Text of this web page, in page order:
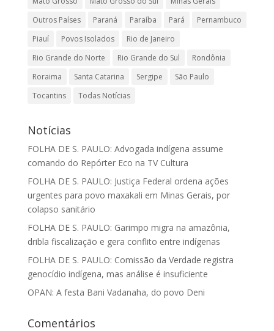
Outros Países
Paraná Paraíba Pará
Pernambuco
Piauí
Povos Isolados
Rio de Janeiro
Rio Grande do Norte
Rio Grande do Sul
Rondônia
Roraima
Santa Catarina Sergipe
São Paulo
Tocantins
Todas Notícias
Notícias
FOLHA DE S. PAULO: Advogada indígena assume
comando do Repórter Eco na TV Cultura
FOLHA DE S. PAULO: Justiça Federal ordena ações
urgentes para povo maxakali em Minas Gerais, por
colapso sanitário
FOLHA DE S. PAULO: Garimpo migra na amazônia,
dribla fiscalização e gera conflito entre indígenas
FOLHA DE S. PAULO: Comissão da Verdade registra
genocídio indígena, mas análise é insuficiente
OPAN: A festa Bani Vadanaha, do povo Deni
Comentários